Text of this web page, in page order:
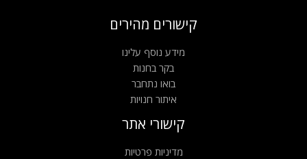
קישורים מהירים
מידע נוסף עלינו
בקר בחנות
בואו נתחבר
איתור חנויות
קישורי אתר
מדיניות פרטיות